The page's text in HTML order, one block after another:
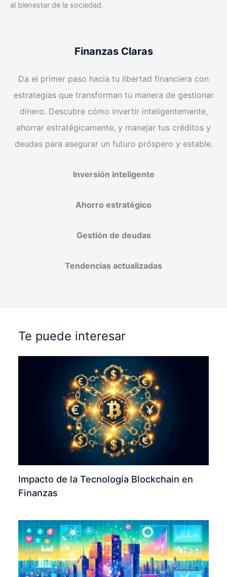
al bienestar de la sociedad.
Finanzas Claras
Da el primer paso hacia tu libertad financiera con
estrategias que transforman tu manera de gestionar
dinero. Descubre cómo invertir inteligentemente,
ahorrar estratégicamente, y manejar tus créditos y
deudas para asegurar un futuro próspero y estable.
Inversión inteligente
Ahorro estratégico
Gestión de deudas
Tendencias actualizadas
Te puede interesar
Impacto de la Tecnología Blockchain en
Finanzas